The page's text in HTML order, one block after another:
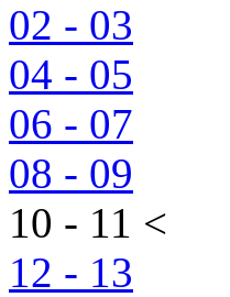
02 - 03
04 - 05
06 - 07
08 - 09
10 - 11 <
12 - 13